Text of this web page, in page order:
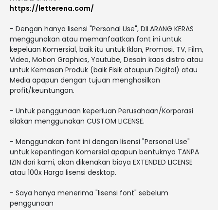
https://letterena.com/
- Dengan hanya lisensi "Personal Use", DILARANG KERAS
menggunakan atau memanfaatkan font ini untuk
kepeluan Komersial, baik itu untuk Iklan, Promosi, TV, Film,
Video, Motion Graphics, Youtube, Desain kaos distro atau
untuk Kemasan Produk (baik Fisik ataupun Digital) atau
Media apapun dengan tujuan menghasilkan
profit/keuntungan.
- Untuk penggunaan keperluan Perusahaan/Korporasi
silakan menggunakan CUSTOM LICENSE.
- Menggunakan font ini dengan lisensi "Personal Use"
untuk kepentingan Komersial apapun bentuknya TANPA
IZIN dari kami, akan dikenakan biaya EXTENDED LICENSE
atau 100x Harga lisensi desktop.
- Saya hanya menerima "lisensi font" sebelum
penggunaan